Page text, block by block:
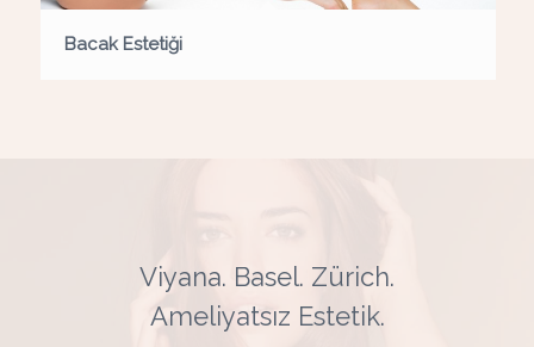
Bacak Estetiği
Viyana. Basel. Zürich.
Ameliyatsız Estetik.